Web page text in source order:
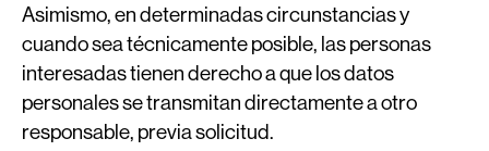
Asimismo, en determinadas circunstancias y
cuando sea técnicamente posible, las personas
interesadas tienen derecho a que los datos
personales se transmitan directamente a otro
responsable, previa solicitud.